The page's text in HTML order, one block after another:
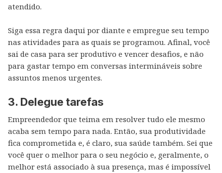
atendido.
Siga essa regra daqui por diante e empregue seu tempo
nas atividades para as quais se programou. Afinal, você
sai de casa para ser produtivo e vencer desafios, e não
para gastar tempo em conversas intermináveis sobre
assuntos menos urgentes.
3. Delegue tarefas
Empreendedor que teima em resolver tudo ele mesmo
acaba sem tempo para nada. Então, sua produtividade
fica comprometida e, é claro, sua saúde também. Sei que
você quer o melhor para o seu negócio e, geralmente, o
melhor está associado à sua presença, mas é impossível